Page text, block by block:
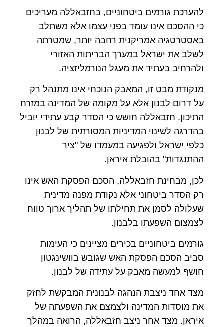
להערכת גורמים ביטחוניים, בחזבאללה מעריכים
כי ההסכם אינו עומד בפני עצמו אלא משתלב
באסטרטגיה אמריקנית רחבה יותר, שמטרתה
לשלב את ישראל במערך הבריתות האזורי
ולהרחיב בעתיד את מעגל הנורמליזציה.
מנקודת מבט זו, המאבק הנוכחי אינו מתנהל רק
על דרום לבנון אלא על מקומה של המדינה במזרח
התיכון. חזבאללה חושש כי הסדר קבע עתידי יוביל
בהדרגה לשינוי המדיניות המסורתית של לבנון
כלפי ישראל ולפגיעה במעמדו של "ציר
ההתנגדות" בהובלת איראן.
לכן, מבחינת חזבאללה, הסכם הפסקת האש אינו
רק הסדר ביטחוני אלא נקודת מפנה מדינית
שעלולה לסמן את תחילתו של תהליך ארוך טווח
לצמצום השפעתו בלבנון.
גורמים ביטחוניים בכירים מציינים כי העימות
סביב הסכם הפסקת האש שגובש בוושינגטון
חושף למעשה מאבק על עתידה של לבנון.
מצד אחד ניצבת הנהגה לבנונית המבקשת לחזק
את מוסדות המדינה ולצמצם את השפעתה של
איראן. מצד אחר ניצב חזבאללה, הרואה במהלך